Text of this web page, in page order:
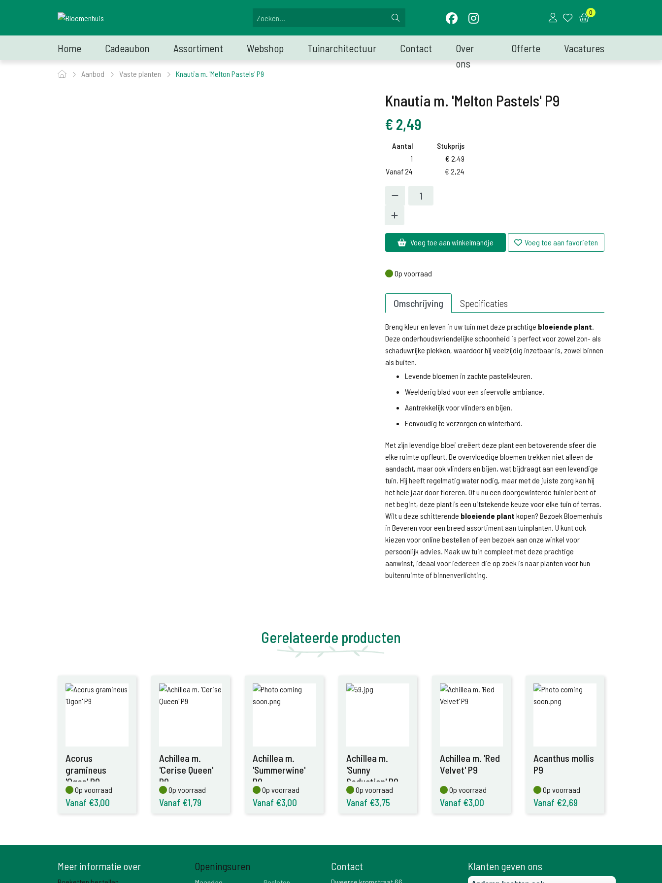
0
Home Cadeaubon Assortiment Webshop Tuinarchitectuur Contact
Over
ons
Offerte Vacatures
Aanbod Vaste planten Knautia m. 'Melton Pastels' P9
Knautia m. 'Melton Pastels' P9
€ 2,49
Aantal
Stukprijs
1
€ 2,49
Vanaf 24
€ 2,24
Voeg toe aan winkelmandje Voeg toe aan favorieten
Op voorraad
Op voorraad
Omschrijving Specificaties
Breng kleur en leven in uw tuin met deze prachtige bloeiende plant.
Deze onderhoudsvriendelijke schoonheid is perfect voor zowel zon- als
schaduwrijke plekken, waardoor hij veelzijdig inzetbaar is, zowel binnen
als buiten.
Levende bloemen in zachte pastelkleuren.
Weelderig blad voor een sfeervolle ambiance.
Aantrekkelijk voor vlinders en bijen.
Eenvoudig te verzorgen en winterhard.
Met zijn levendige bloei creëert deze plant een betoverende sfeer die
elke ruimte opfleurt. De overvloedige bloemen trekken niet alleen de
aandacht, maar ook vlinders en bijen, wat bijdraagt aan een levendige
tuin. Hij heeft regelmatig water nodig, maar met de juiste zorg kan hij
het hele jaar door floreren. Of u nu een doorgewinterde tuinier bent of
net begint, deze plant is een uitstekende keuze voor elke tuin of terras.
Wilt u deze schitterende bloeiende plant kopen? Bezoek Bloemenhuis
in Beveren voor een breed assortiment aan tuinplanten. U kunt ook
kiezen voor online bestellen of een bezoek aan onze winkel voor
persoonlijk advies. Maak uw tuin compleet met deze prachtige
aanwinst, ideaal voor iedereen die op zoek is naar planten voor hun
buitenruimte of binnenverlichting.
Gerelateerde producten
Acorus
gramineus
'Ogon' P9
Op voorraad
Op voorraad
Vanaf €3,00
Achillea m.
'Cerise Queen'
P9
Op voorraad
Op voorraad
Vanaf €1,79
Achillea m.
'Summerwine'
P9
Op voorraad
Op voorraad
Vanaf €3,00
Achillea m.
'Sunny
Seduction' P9
Op voorraad
Op voorraad
Vanaf €3,75
Achillea m. 'Red
Velvet' P9
Op voorraad
Op voorraad
Vanaf €3,00
Acanthus mollis
P9
Op voorraad
Op voorraad
Vanaf €2,69
Meer informatie over Openingsuren Contact Klanten geven ons